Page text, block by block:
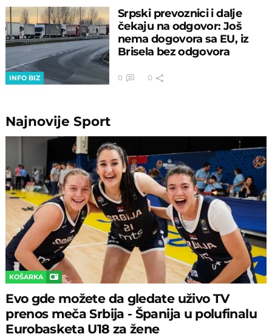
INFO BIZ
Srpski prevoznici i dalje
čekaju na odgovor: Još
nema dogovora sa EU, iz
Brisela bez odgovora
0 0
NajnovijeSport
KOŠARKA
Evo gde možete da gledate uživo TV
prenos meča Srbija - Španija u polufinalu
Eurobasketa U18 za žene